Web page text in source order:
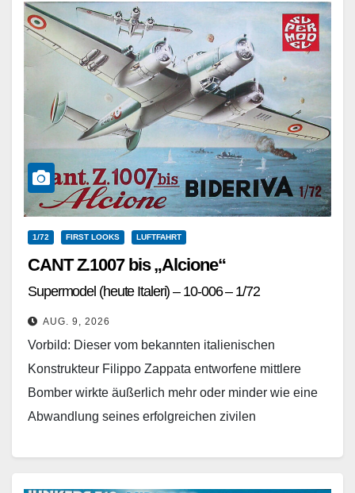
1/72 FIRST LOOKS LUFTFAHRT
CANT Z.1007 bis „Alcione“
Supermodel (heute Italeri) – 10-006 – 1/72
AUG. 9, 2026
Vorbild: Dieser vom bekannten italienischen
Konstrukteur Filippo Zappata entworfene mittlere
Bomber wirkte äußerlich mehr oder minder wie eine
Abwandlung seines erfolgreichen zivilen